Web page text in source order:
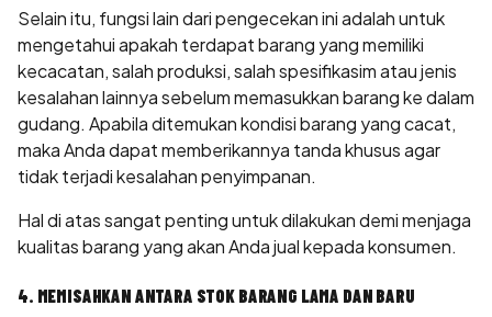
Selain itu, fungsi lain dari pengecekan ini adalah untuk
mengetahui apakah terdapat barang yang memiliki
kecacatan, salah produksi, salah spesifikasim atau jenis
kesalahan lainnya sebelum memasukkan barang ke dalam
gudang. Apabila ditemukan kondisi barang yang cacat,
maka Anda dapat memberikannya tanda khusus agar
tidak terjadi kesalahan penyimpanan.
Hal di atas sangat penting untuk dilakukan demi menjaga
kualitas barang yang akan Anda jual kepada konsumen.
4. MEMISAHKAN ANTARA STOK BARANG LAMA DAN BARU